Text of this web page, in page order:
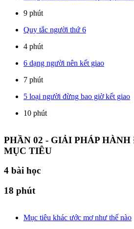
9 phút
Quy tắc người thứ 6
4 phút
6 dạng người nên kết giao
7 phút
5 loại người đừng bao giờ kết giao
10 phút
PHẦN 02 - GIẢI PHÁP HÀNH
MỤC TIÊU
4 bài học
18 phút
Mục tiêu khác ước mơ như thế nào